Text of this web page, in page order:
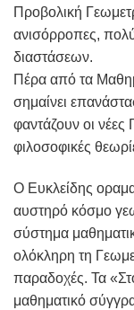
Προβολική
ανισόρροπες,
διαστάσεων.
Πέρα από τα
σημαίνει
φαντάζουν οι νέες
φιλοσοφικές
Ο Ευκλείδης
αυστηρό κόσμο
σύστημα
ολόκληρη τη
παραδοχές. Τα
μαθηματικό